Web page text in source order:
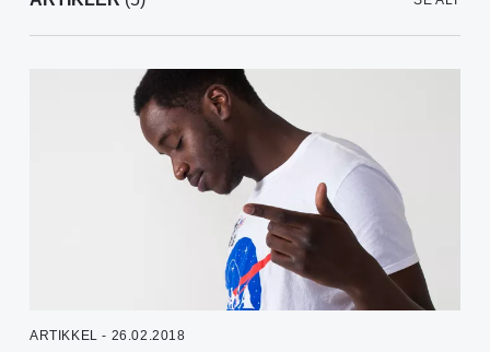
ARTIKKEL - 26.02.2018